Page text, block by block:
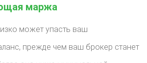
маржа
может упасть ваш
прежде чем ваш брокер станет